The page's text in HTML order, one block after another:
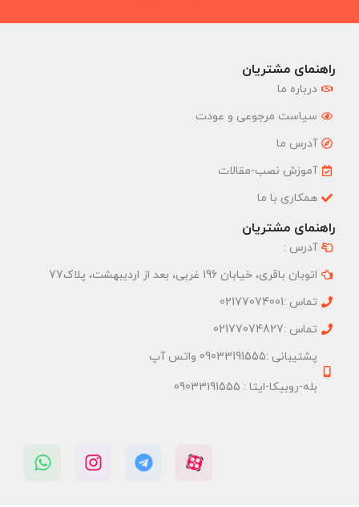
راهنمای مشتریان
درباره ما
سیاست مرجوعی و عودت
آدرس ما
آموزش نصب-مقالات
همکاری با ما
راهنمای مشتریان
آدرس :
اتوبان باقری، خیابان 196 غربی، بعد از اردیبهشت، پلاک77
تماس :02177074001
تماس :02177074827
پشتیبانی :09033191555 واتس آپ
بله-روبیکا-ایتا : 09033191555